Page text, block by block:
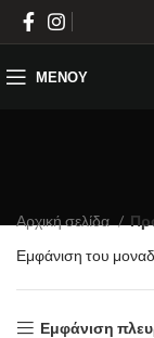
ΜΕΝΟΎ
Αρχική σελίδα
Εμφάνιση του
Εμφάνιση